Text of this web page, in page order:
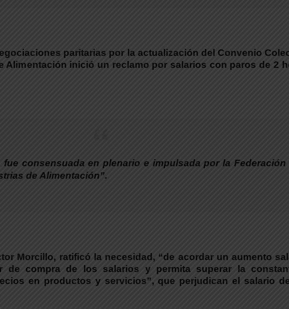
paritarias por la actualización del Convenio
Alimentación inició un reclamo por salarios con paros de 2
fue consensuada en plenario e impulsada por la Federación
de Alimentación”.
Morcillo, ratificó la necesidad, “de acordar un aumento
de compra de los salarios y permita superar la
en productos y servicios”, que perjudican el salario